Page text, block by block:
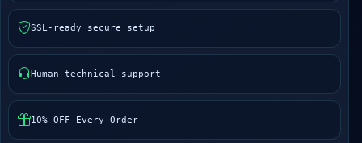
SSL-ready secure setup
Human technical support
10% OFF Every Order